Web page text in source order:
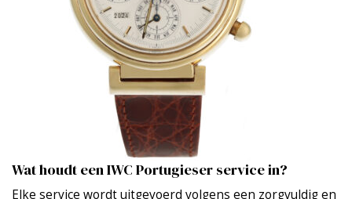
Wat houdt een IWC Portugieser service in?
Elke service wordt uitgevoerd volgens een zorgvuldig en